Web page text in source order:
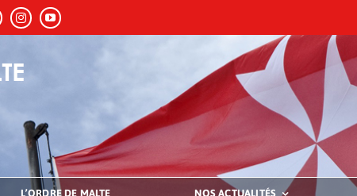
L’ORDRE DE MALTE NOS ACTUALITÉS